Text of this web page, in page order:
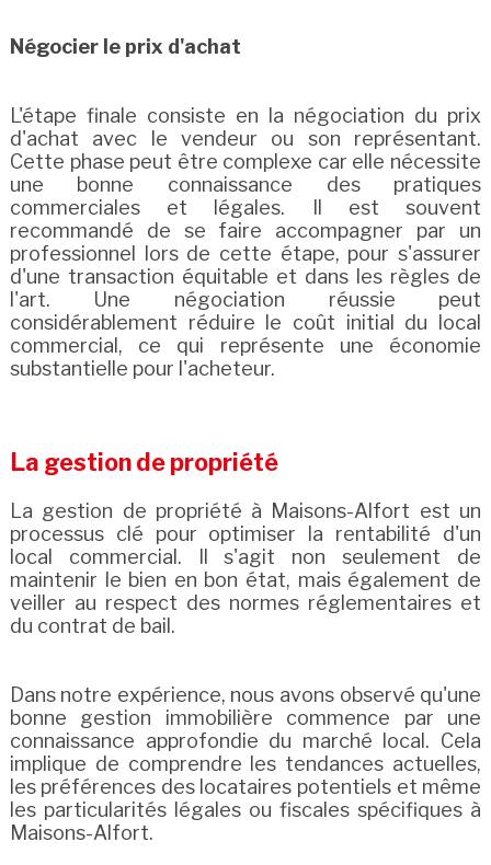
Négocier le prix d'achat
L'étape finale consiste en la négociation du prix
d'achat avec le vendeur ou son représentant.
Cette phase peut être complexe car elle nécessite
une bonne connaissance des pratiques
commerciales et légales. Il est souvent
recommandé de se faire accompagner par un
professionnel lors de cette étape, pour s'assurer
d'une transaction équitable et dans les règles de
l'art. Une négociation réussie peut
considérablement réduire le coût initial du local
commercial, ce qui représente une économie
substantielle pour l'acheteur.
La gestion de propriété
La gestion de propriété à Maisons-Alfort est un
processus clé pour optimiser la rentabilité d'un
local commercial. Il s'agit non seulement de
maintenir le bien en bon état, mais également de
veiller au respect des normes réglementaires et
du contrat de bail.
Dans notre expérience, nous avons observé qu'une
bonne gestion immobilière commence par une
connaissance approfondie du marché local. Cela
implique de comprendre les tendances actuelles,
les préférences des locataires potentiels et même
les particularités légales ou fiscales spécifiques à
Maisons-Alfort.